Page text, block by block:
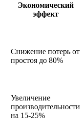
Экономический
эффект
Снижение потерь от
простоя до 80%
Увеличение
производительности
на 15-25%